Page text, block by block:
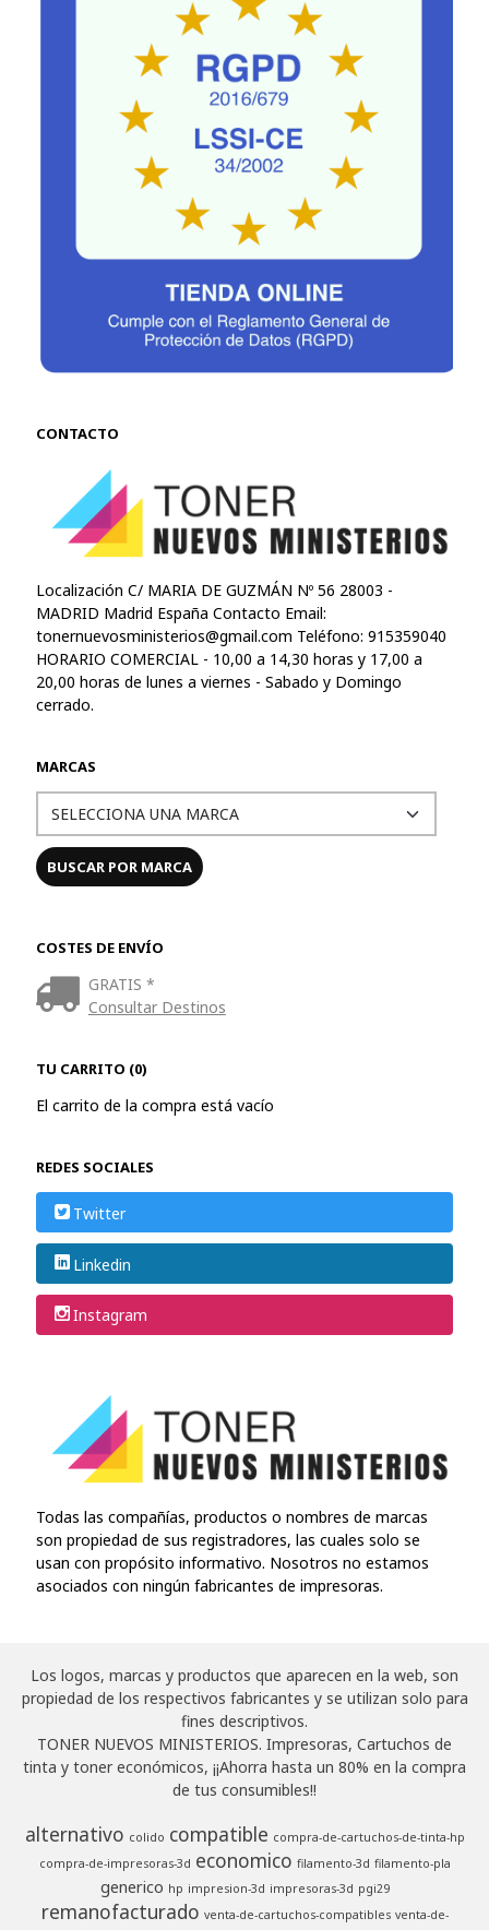
CONTACTO
Localización C/ MARIA DE GUZMÁN Nº 56 28003 -
MADRID Madrid España Contacto Email:
tonernuevosministerios@gmail.com Teléfono: 915359040
HORARIO COMERCIAL - 10,00 a 14,30 horas y 17,00 a
20,00 horas de lunes a viernes - Sabado y Domingo
cerrado.
MARCAS
COSTES DE ENVÍO
GRATIS *
Consultar Destinos
TU CARRITO (0)
El carrito de la compra está vacío
REDES SOCIALES
Twitter
Linkedin
Instagram
Todas las compañías, productos o nombres de marcas
son propiedad de sus registradores, las cuales solo se
usan con propósito informativo. Nosotros no estamos
asociados con ningún fabricantes de impresoras.
Los logos, marcas y productos que aparecen en la web, son
propiedad de los respectivos fabricantes y se utilizan solo para
fines descriptivos.
TONER NUEVOS MINISTERIOS. Impresoras, Cartuchos de
tinta y toner económicos, ¡¡Ahorra hasta un 80% en la compra
de tus consumibles!!
alternativo colido compatible compra-de-cartuchos-de-tinta-hp
compra-de-impresoras-3d economico filamento-3d filamento-pla
generico hp impresion-3d impresoras-3d pgi29
remanofacturado venta-de-cartuchos-compatibles venta-de-